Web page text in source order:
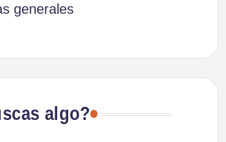
generales
algo?